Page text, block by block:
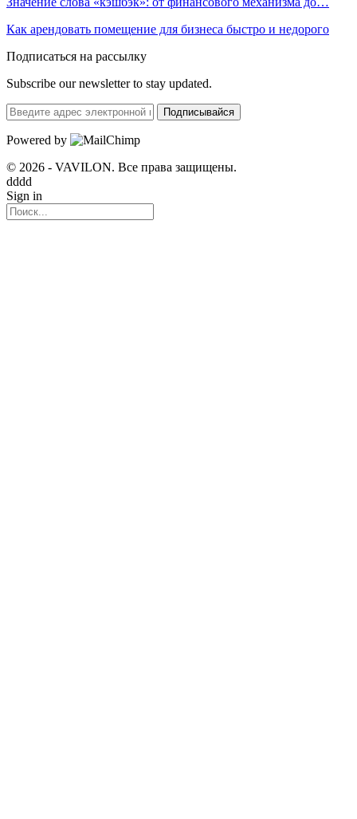
Как арендовать помещение для бизнеса быстро и недорого
Подписаться на рассылку
Subscribe our newsletter to stay updated.
Подписывайся
Powered by
© 2026 - VAVILON. Все права защищены.
dddd
Sign in